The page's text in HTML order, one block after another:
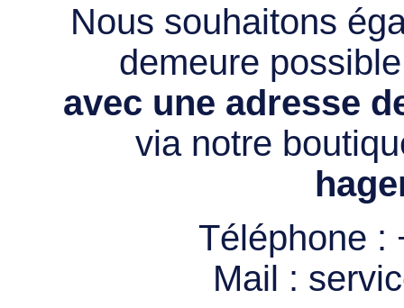
Nous souhaitons
demeure
avec une adresse
via notre
Téléphone :
Mail :